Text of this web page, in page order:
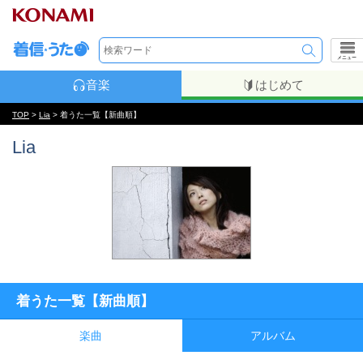
メニュー
音楽 はじめて
TOP > Lia > 着うた一覧【新曲順】
Lia
着うた一覧【新曲順】
楽曲 アルバム